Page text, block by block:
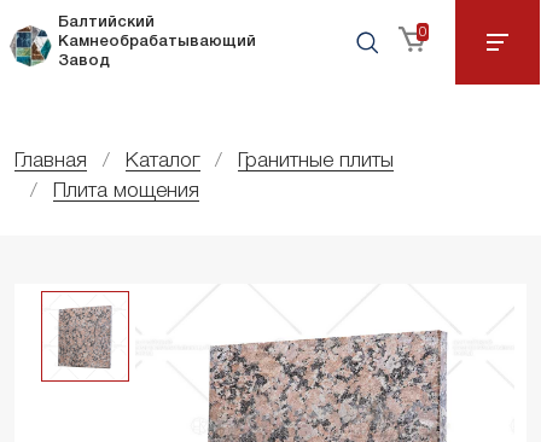
Балтийский
Камнеобрабатывающий
Завод
0
Главная Каталог
Гранитные плиты
Плита мощения